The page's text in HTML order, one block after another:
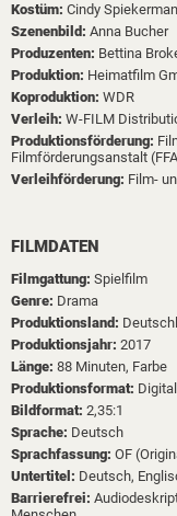
Kostüm: Cindy
Szenenbild: Anna Bucher
Produzenten: Bettina
Produktion: Heimatfilm
Koproduktion: WDR
Verleih: W-FILM
Produktionsförderung:
Filmförderungsanstalt
Verleihförderung: Film-
FILMDATEN
Filmgattung: Spielfilm
Genre: Drama
Produktionsland:
Produktionsjahr: 2017
Länge: 88 Minuten, Farbe
Produktionsformat: Digital
Bildformat: 2,35:1
Sprache: Deutsch
Sprachfassung: OF
Untertitel: Deutsch,
Barrierefrei: